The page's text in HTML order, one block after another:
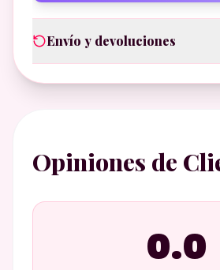
Envío y devoluciones
Opiniones de
0.0